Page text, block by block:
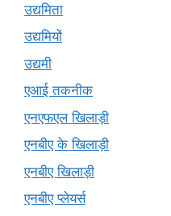
उद्यमिता
उद्यमियों
उद्यमी
एआई तकनीक
एनएफएल खिलाड़ी
एनबीए के खिलाड़ी
एनबीए खिलाड़ी
एनबीए प्लेयर्स